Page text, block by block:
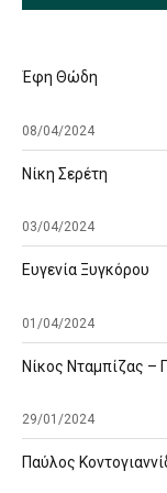
Έφη Θώδη
08/04/2024
Νίκη Σερέτη
03/04/2024
Ευγενία Ξυγκόρου
01/04/2024
Νίκος Νταμπίζας –
29/01/2024
Παύλος